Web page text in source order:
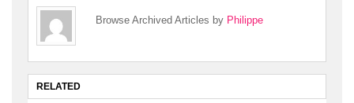
Browse Archived Articles by Philippe
RELATED